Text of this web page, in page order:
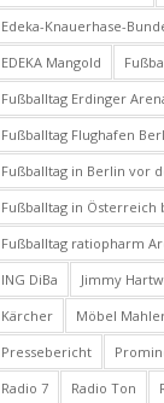
Edeka-Knauerhase-
EDEKA Mangold
Fußballtag Erdinger
Fußballtag Flughafen
Fußballtag in Berlin vor
Fußballtag in Österreich
Fußballtag ratiopharm
ING DiBa
Jimmy
Kärcher
Möbel
Pressebericht
Radio 7
Radio Ton